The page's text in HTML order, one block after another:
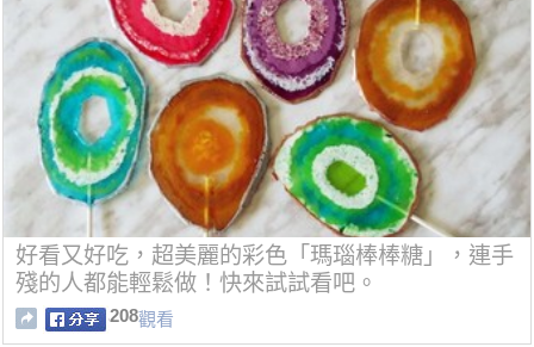
好看又好吃，超美麗的彩色「瑪瑙棒棒糖」，連手
殘的人都能輕鬆做！快來試試看吧。
208觀看